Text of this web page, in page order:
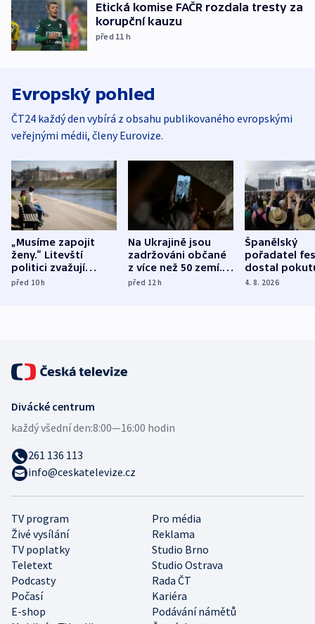
Etická komise FAČR rozdala tresty za
korupční kauzu
před 11 h
Evropský pohled
ČT24 každý den vybírá z obsahu publikovaného evropskými
veřejnými médii, členy Eurovize.
„Musíme zapojit
ženy.“ Litevští
politici zvažují
dohodu o
před 10h
Na Ukrajině jsou
zadržováni občané
z více než 50 zemí.
Bojovali na straně
před 12h
Španělský
pořadatel
dostal
nekalé
4. 8. 2026
TV program
Pro média
Živé vysílání
Reklama
TV poplatky
Studio Brno
Teletext
Studio Ostrava
Podcasty
Rada ČT
Počasí
Kariéra
E-shop
Podávání námětů
Divácké centrum
každý všední den:8:00—16:00 hodin
261 136 113
info@ceskatelevize.cz